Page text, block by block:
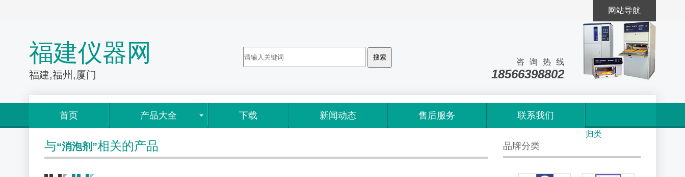
网站导航
福建仪器网
福建,福州,厦门
咨询热线
18566398802
首页 产品大全 下载 新闻动态 售后服务 联系我们
归类
与“消泡剂”相关的产品 品牌分类